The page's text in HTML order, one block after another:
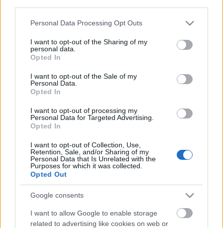
Please note that this website/app uses one or more Google
not limited to your visit or usage behaviour. You may click to
grant or deny consent to Google and its third-party tags to
use your data for below specified purposes in below Google
consent section.
Personal Data Processing Opt Outs
I want to opt-out of the Sharing of my
personal data.
Opted In
I want to opt-out of the Sale of my
Personal Data.
Opted In
I want to opt-out of processing my
Personal Data for Targeted Advertising.
Opted In
I want to opt-out of Collection, Use,
Retention, Sale, and/or Sharing of my
Personal Data that Is Unrelated with the
Purposes for which it was collected.
Opted Out
Google consents
I want to allow Google to enable storage
related to advertising like cookies on web or
Látlelet a hazai víziközművekről?
Bicske vízellátása
termeléssel tehermentesíti a
villamosenergia-rendszert a STRABAG
HIRDETÉS